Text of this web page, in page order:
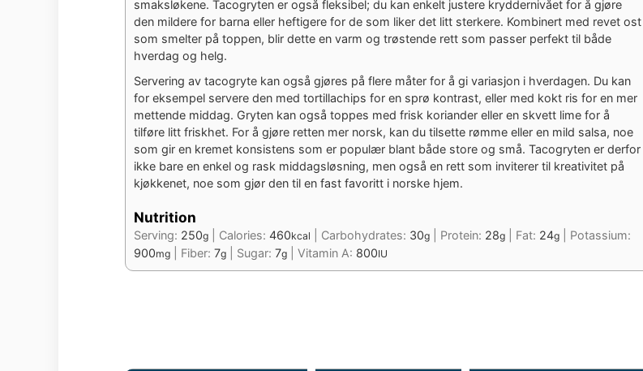
smaksløkene. Tacogryten er også fleksibel; du kan enkelt justere kryddernivået for å gjøre
den mildere for barna eller heftigere for de som liker det litt sterkere. Kombinert med revet ost
som smelter på toppen, blir dette en varm og trøstende rett som passer perfekt til både
hverdag og helg.
Servering av tacogryte kan også gjøres på flere måter for å gi variasjon i hverdagen. Du kan
for eksempel servere den med tortillachips for en sprø kontrast, eller med kokt ris for en mer
mettende middag. Gryten kan også toppes med frisk koriander eller en skvett lime for å
tilføre litt friskhet. For å gjøre retten mer norsk, kan du tilsette rømme eller en mild salsa, noe
som gir en kremet konsistens som er populær blant både store og små. Tacogryten er derfor
ikke bare en enkel og rask middagsløsning, men også en rett som inviterer til kreativitet på
kjøkkenet, noe som gjør den til en fast favoritt i norske hjem.
Nutrition
Serving: 250g| Calories: 460kcal Carbohydrates: 30g| Protein: 28g| Fat: 24g| Potassium:
900mg| Fiber: 7g| Sugar: 7g| Vitamin A: 800IU